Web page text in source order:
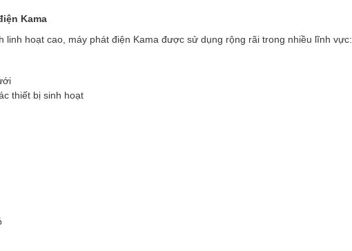
Kama
linh hoạt cao, máy phát điện Kama được sử dụng rộng rãi trong nhiều lĩnh vực:
thiết bị sinh hoạt